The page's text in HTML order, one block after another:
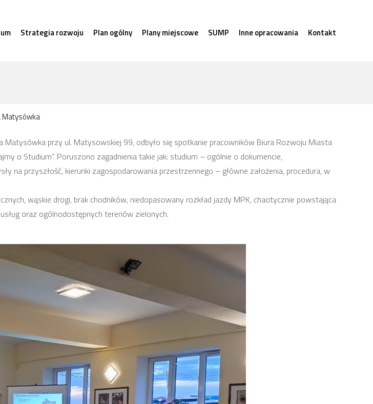
Strategia rozwoju Plan ogólny Plany miejscowe SUMP Inne opracowania Kontakt
Matysówka
Matysówka przy ul. Matysowskiej 99, odbyło się spotkanie pracowników Biura Rozwoju Miasta
o Studium”. Poruszono zagadnienia takie jak: studium – ogólnie o dokumencie,
na przyszłość, kierunki zagospodarowania przestrzennego – główne założenia, procedura, w
wąskie drogi, brak chodników, niedopasowany rozkład jazdy MPK, chaotycznie powstająca
oraz ogólnodostępnych terenów zielonych.